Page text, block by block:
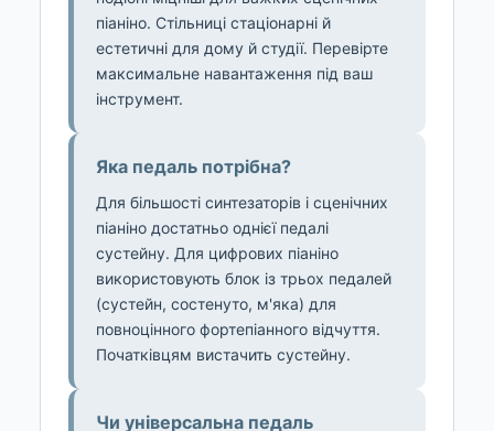
піаніно. Стільниці стаціонарні й
естетичні для дому й студії. Перевірте
максимальне навантаження під ваш
інструмент.
Яка педаль потрібна?
Для більшості синтезаторів і сценічних
піаніно достатньо однієї педалі
сустейну. Для цифрових піаніно
використовують блок із трьох педалей
(сустейн, состенуто, м'яка) для
повноцінного фортепіанного відчуття.
Початківцям вистачить сустейну.
Чи універсальна педаль